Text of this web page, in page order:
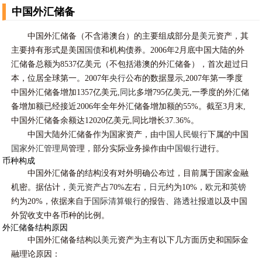
中国外汇储备
中国外汇储备（不含港澳台）的主要组成部分是美元资产，其
主要持有形式是美国 国债和机构债券。2006年2月底中国大陆的外
汇储备总额为8537亿美元（不包括港澳的外汇储备），首次超过日
本，位居全球第一。2007年央行公布的数据显示,2007年第一季度
中国外汇储备增加1357亿美元, 同比多增795亿美元,一季度的外汇储
备增加额已经接近2006年全年外汇储备增加额的55%。截至3月末,
中国外汇储备余额达12020亿美元,同比增长37.36%。
中国大陆外汇储备作为国家资产，由中国人民银行下属的中国
国家外汇管理局管理，部分实际业务操作由中国银行进行。
币种构成
中国外汇储备的结构没有对外明确公布过，目前属于国家金融
机密。据估计， 美元资产占70%左右， 日元约为10%， 欧元和英镑
约为20%，依据来自于 国际清算银行的报告、 路透社报道以及中国
外贸收支中各币种的比例。
外汇储备结构原因
中国外汇储备结构以美元资产为主有以下几方面历史和国际金
融理论原因：